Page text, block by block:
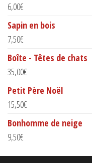
6,00€
Sapin en bois
7,50€
Boîte - Têtes de chats
35,00€
Petit Père Noël
15,50€
Bonhomme de neige
9,50€